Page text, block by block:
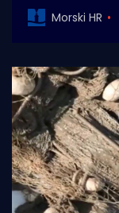
Morski HR